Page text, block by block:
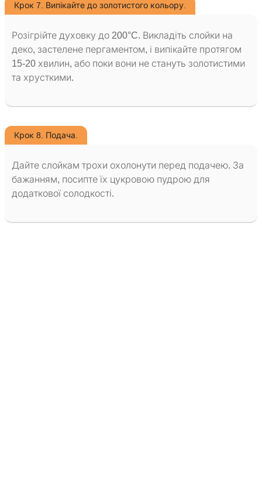
Крок 7. Випікайте до золотистого кольору.
Розігрійте духовку до 200°C. Викладіть слойки на
деко, застелене пергаментом, і випікайте протягом
15-20 хвилин, або поки вони не стануть золотистими
та хрусткими.
Крок 8. Подача.
Дайте слойкам трохи охолонути перед подачею. За
бажанням, посипте їх цукровою пудрою для
додаткової солодкості.